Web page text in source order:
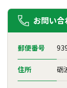
お問い合
郵便番号
住所 砺